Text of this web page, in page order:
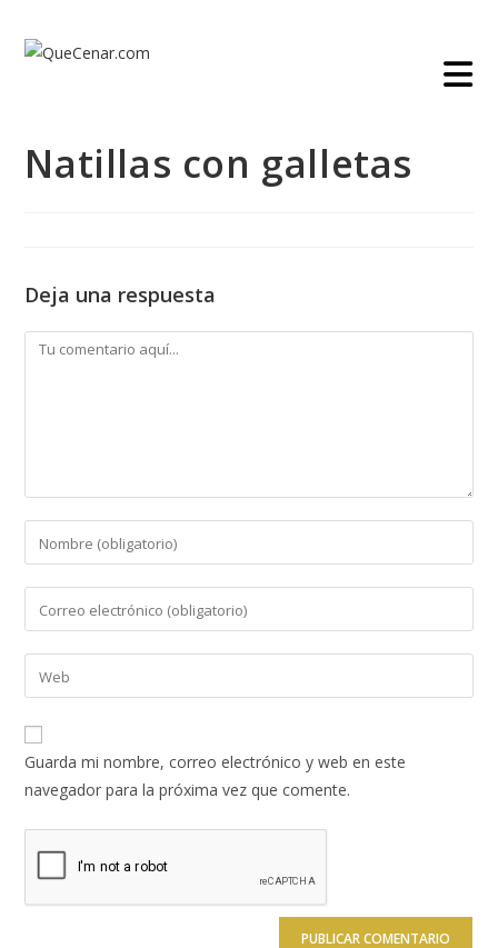
contenido
Natillas con galletas
Deja una respuesta
Comentario
Introduce
tu
nombre
de
usuario
para
comentar
tu
dirección
de
electrónico
para
comentar
Introduce
la
URL
de
(opcional)
Guarda mi nombre, correo electrónico y web en este
navegador para la próxima vez que comente.